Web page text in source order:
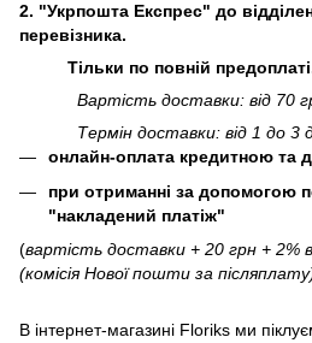
2. "Укрпошта Експрес" до
перевізника.
Тільки по повній
Вартість доставки: від 70
Термін доставки: від 1 до 3
онлайн-оплата кредитною та
при отриманні за допомогою
"накладений платіж"
(вартість доставки + 20 грн + 2%
(комісія Нової пошти за
В інтернет-магазині Floriks ми